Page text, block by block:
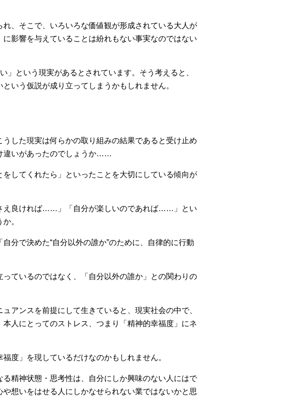
、そこで、いろいろな価値観が形成されている大人が
影響を与えていることは紛れもない事実なのではない
という現実があるとされています。そう考えると、
いう仮説が成り立ってしまうかもしれません。
した現実は何らかの取り組みの結果であると受け止め
違いがあったのでしょうか……
してくれたら」といったことを大切にしている傾向が
え良ければ……」「自分が楽しいのであれば……」とい
。
分で決めた“自分以外の誰か”のために、自律的に行動
ているのではなく、「自分以外の誰か」との関わりの
ンスを前提にして生きていると、現実社会の中で、
人にとってのストレス、つまり「精神的幸福度」にネ
度」を現しているだけなのかもしれません。
精神状態・思考性は、自分にしか興味のない人にはで
想いをはせる人にしかなせられない業ではないかと思